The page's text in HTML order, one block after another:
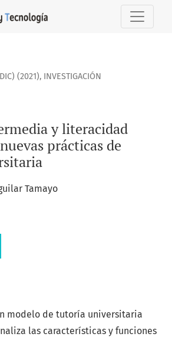
y literacidad digital en las nuevas
(2021), INVESTIGACIÓN
y literacidad
prácticas de
Tamayo
modelo de tutoría universitaria
las características y funciones